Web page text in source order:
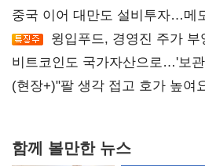
중국 이어 대만도 설비투자…메
윙입푸드, 경영진 주가
비트코인도 국가자산으로…'보관
숙제
(현장+)"팔 생각 접고 호가 높
함께 볼만한 뉴스